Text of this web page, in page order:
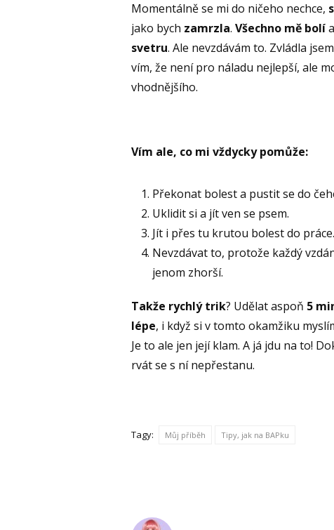
Momentálně se mi do ničeho nechce,
jako bych zamrzla. Všechno mě bolí
svetru. Ale nevzdávám to. Zvládla
vím, že není pro náladu nejlepší, ale
vhodnějšího.
Vím ale, co mi vždycky pomůže:
Překonat bolest a pustit se do
Uklidit si a jít ven se psem.
Jít i přes tu krutou bolest do práce.
Nevzdávat to, protože každý
jenom zhorší.
Takže rychlý trik? Udělat aspoň 5
lépe, i když si v tomto okamžiku
Je to ale jen její klam. A já jdu na to!
rvát se s ní nepřestanu.
Tagy: Můj příběh Tipy, jak na BAPku